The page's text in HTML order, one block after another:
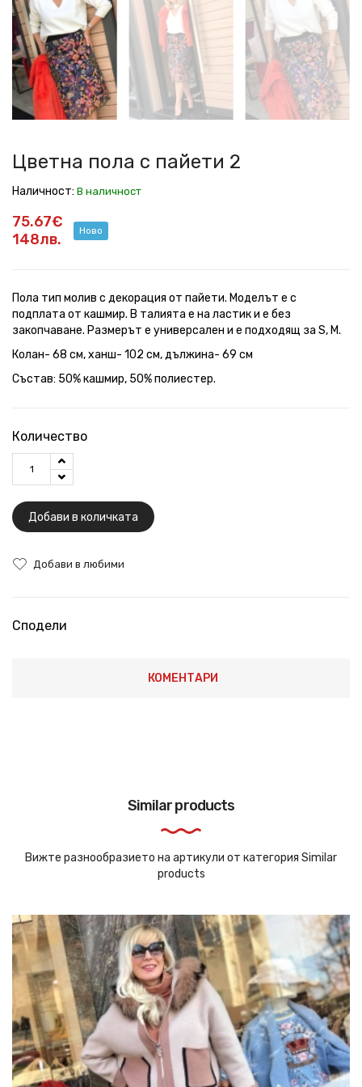
с
пайети
2
с
пайети
2
с
пайети
2
с
пайети
2
с
пайети
2
с
пайети
2
с
пайети
2
с
пайети
2
Цветна пола с пайети 2
Наличност: В наличност
75.67€
148лв.
Ново
Пола тип молив с декорация от пайети. Моделът е с
подплата от кашмир. В талията е на ластик и е без
закопчаване. Размерът е универсален и е подходящ за S, M.
Колан- 68 см, ханш- 102 см, дължина- 69 см
Състав: 50% кашмир, 50% полиестер.
Количество
Добави в количката
Добави в любими
Сподели
КОМЕНТАРИ
Similar products
Вижте разнообразието на артикули от категория Similar
products